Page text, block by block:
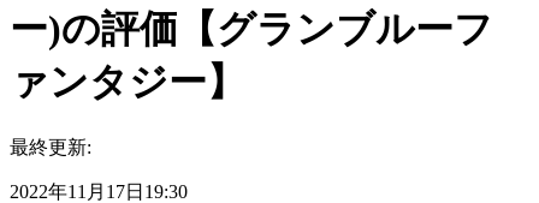
ー)の評価【グランブルーフ
ァンタジー】
最終更新:
2022年11月17日19:30